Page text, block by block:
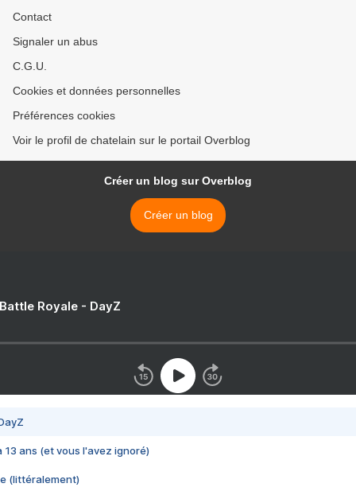
Contact
Signaler un abus
C.G.U.
Cookies et données personnelles
Préférences cookies
Voir le profil de chatelain sur le portail Overblog
Créer un blog sur Overblog
Créer un blog
Royale - DayZ
13 ans (et vous l'avez ignoré)
(littéralement)